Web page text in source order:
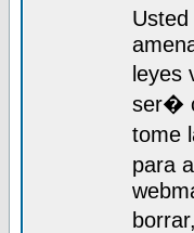
leyes
ser�
tome
para